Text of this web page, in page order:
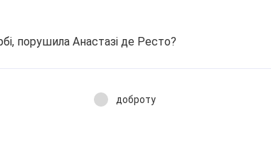
порушила Анастазі де Ресто?
доброту